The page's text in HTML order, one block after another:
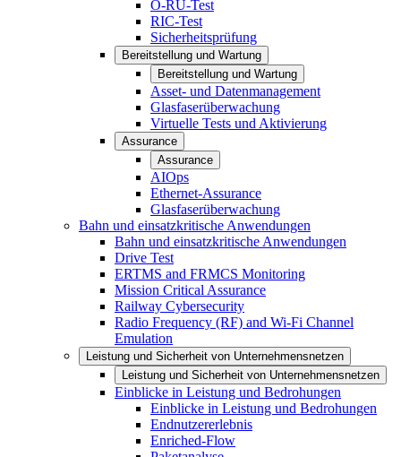
O-RU-Test
RIC-Test
Sicherheitsprüfung
Bereitstellung und Wartung
Bereitstellung und Wartung
Asset- und Datenmanagement
Glasfaserüberwachung
Virtuelle Tests und Aktivierung
Assurance
Assurance
AIOps
Ethernet-Assurance
Glasfaserüberwachung
Bahn und einsatzkritische Anwendungen
Bahn und einsatzkritische Anwendungen
Drive Test
ERTMS and FRMCS Monitoring
Mission Critical Assurance
Railway Cybersecurity
Radio Frequency (RF) and Wi-Fi Channel
Emulation
Leistung und Sicherheit von Unternehmensnetzen
Leistung und Sicherheit von Unternehmensnetzen
Einblicke in Leistung und Bedrohungen
Einblicke in Leistung und Bedrohungen
Endnutzererlebnis
Enriched-Flow